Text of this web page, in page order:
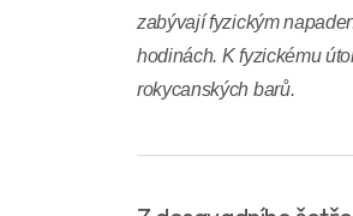
zabývají fyzickým
hodinách. K fyzickému
rokycanských barů.